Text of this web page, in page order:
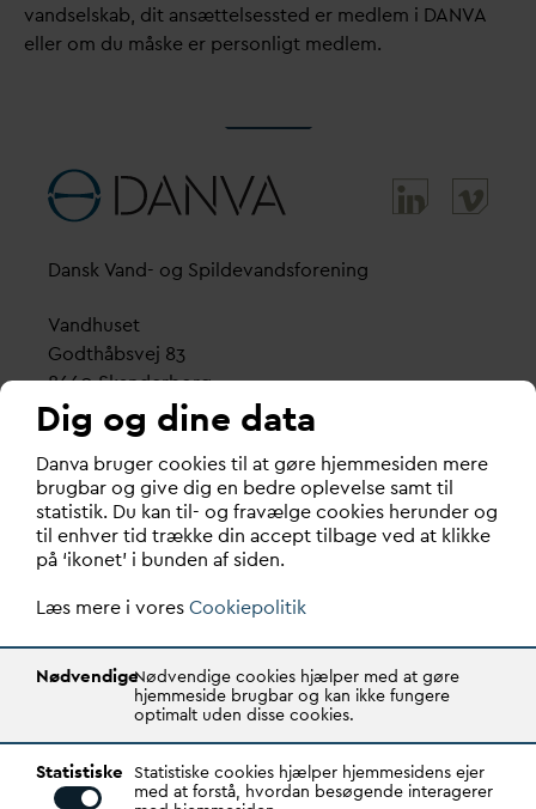
vandselskab, dit ansættelsessted er medlem i DANVA
eller om du måske er personligt medlem.
Dansk Vand- og Spildevandsforening
Vandhuset
Godthåbsvej 83
8660 Skanderborg
København
Vester Farimagsgade 1, 5. sal.
1606 København V
Tlf.: 70 21 00 55
CVR: 29031215
Transparency Register: REG 0105047100027-26
A er den samlende kraft ivandsektoren.
Gennem stærke alliancer og klare budskaber taler
D ANVA
andets sag, som vigtig ressource for den
Dig og dine data
Danva bruger cookies til at gøre hjemmesiden mere
brugbar og give dig en bedre oplevelse samt til
statistik. Du kan til- og fravælge cookies herunder og
til enhver tid trække din accept tilbage ved at klikke
på ‘ikonet’ i bunden af siden.
Læs mere i voresCookiepolitik
NødvendigeNødvendige cookies hjælper med at gøre
hjemmeside brugbar og kan ikke fungere
optimalt uden disse cookies.
Statistiske Statistiske cookies hjælper hjemmesidens ejer
med at forstå, hvordan besøgende interagerer